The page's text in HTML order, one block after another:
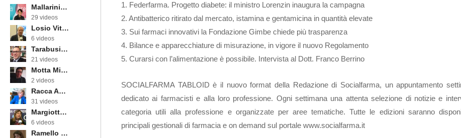
Mallarini Erika
29 videos
Losio Vittorino
6 videos
Tarabusi Marcello
21 videos
Motta Michele
2 videos
Racca Annarosa
31 videos
Margiotta Angela
6 videos
Ramello Cinzia
1. Federfarma. Progetto diabete: il ministro Lorenzin inaugura la campagna
2. Antibatterico ritirato dal mercato, istamina e gentamicina in quantità elevate
3. Sui farmaci innovativi la Fondazione Gimbe chiede più trasparenza
4. Bilance e apparecchiature di misurazione, in vigore il nuovo Regolamento
5. Curarsi con l’alimentazione è possibile. Intervista al Dott. Franco Berrino
SOCIALFARMA TABLOID è il nuovo format della Redazione di Socialfarma, un appuntamento
dedicato ai farmacisti e alla loro professione. Ogni settimana una attenta selezione di notizie e
categoria utili alla professione e organizzate per aree tematiche. Tutte le edizioni saranno
principali gestionali di farmacia e on demand sul portale www.socialfarma.it